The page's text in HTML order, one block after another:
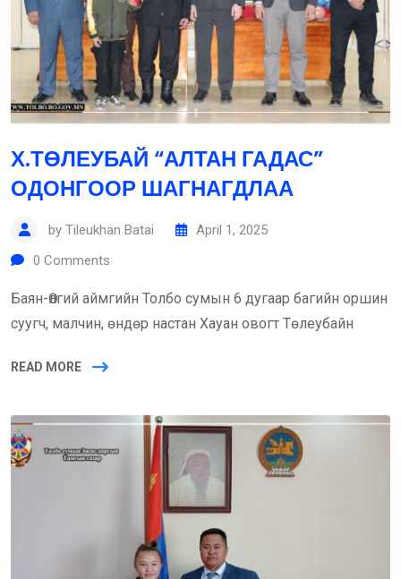
Х.ТӨЛЕУБАЙ “АЛТАН ГАДАС”
ОДОНГООР ШАГНАГДЛАА
by Tileukhan Batai
April 1, 2025
0 Comments
Баян-Өлгий аймгийн Толбо сумын 6 дугаар багийн оршин
суугч, малчин, өндөр настан Хауан овогт Төлеубайн
READ MORE